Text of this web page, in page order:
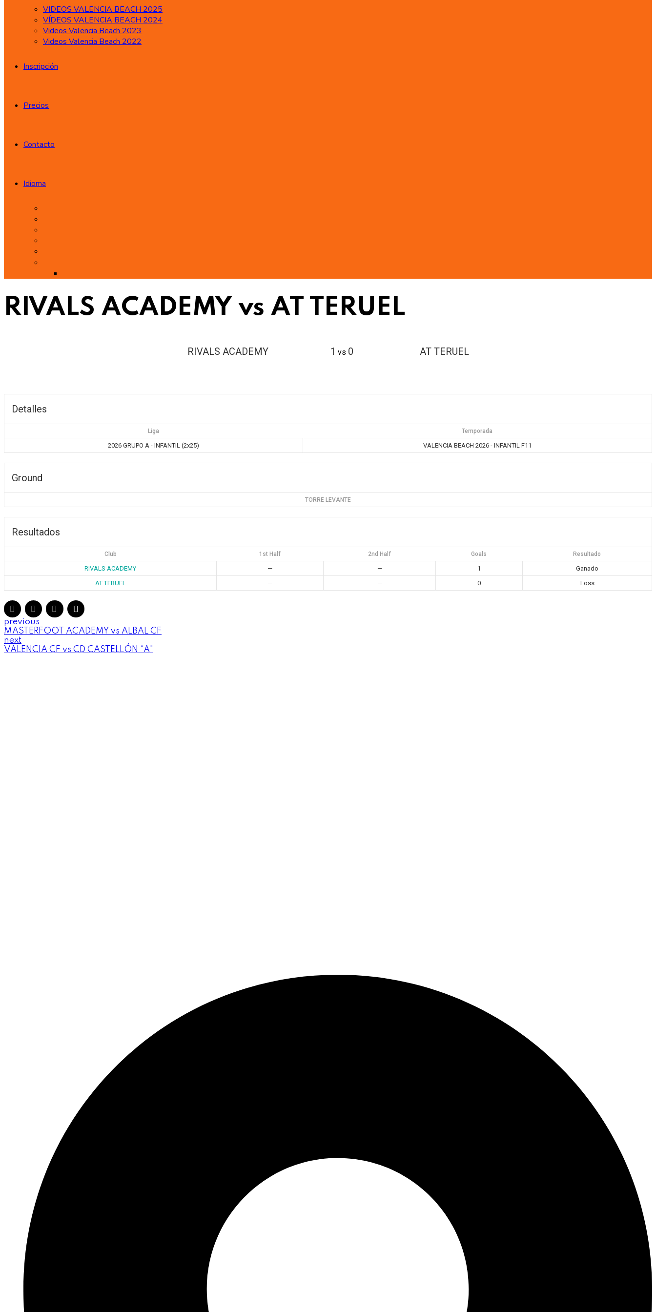
VIDEOS VALENCIA BEACH 2025
VÍDEOS VALENCIA BEACH 2024
Videos Valencia Beach 2023
Videos Valencia Beach 2022
Inscripción
Precios
Contacto
Idioma
RIVALS ACADEMY vs AT TERUEL
RIVALS ACADEMY 1 vs 0 AT TERUEL
Detalles
Liga Temporada
2026 GRUPO A - INFANTIL (2x25) VALENCIA BEACH 2026 - INFANTIL F11
Ground
TORRE LEVANTE
Resultados
Club 1st Half 2nd Half Goals Resultado
RIVALS ACADEMY — — 1
Ganado
AT TERUEL
— — 0 Loss
previous
MASTERFOOT ACADEMY vs ALBAL CF
next
VALENCIA CF vs CD CASTELLÓN “A"